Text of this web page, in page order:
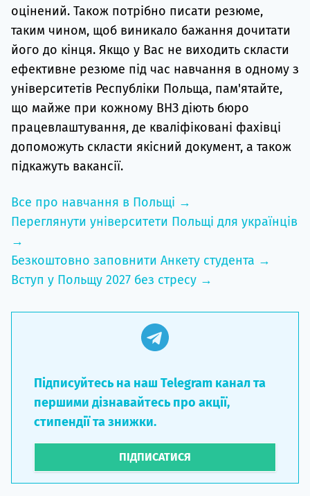
оцінений. Також потрібно писати резюме,
таким чином, щоб виникало бажання дочитати
його до кінця. Якщо у Вас не виходить скласти
ефективне резюме під час навчання в одному з
університетів Республіки Польща, пам'ятайте,
що майже при кожному ВНЗ діють бюро
працевлаштування, де кваліфіковані фахівці
допоможуть скласти якісний документ, а також
підкажуть вакансії.
Все про навчання в Польщі →
Переглянути університети Польщі для українців
→
Безкоштовно заповнити Анкету студента →
Вступ у Польщу 2027 без стресу →
Підписуйтесь на наш Telegram канал та
першими дізнавайтесь про акції,
стипендії та знижки.
ПІДПИСАТИСЯ